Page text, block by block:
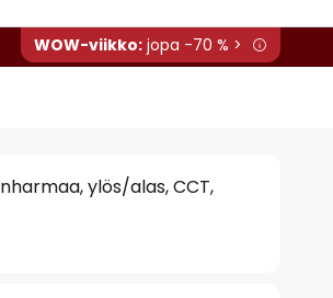
WOW-viikko: jopa -70 % >
ylös/alas, CCT,